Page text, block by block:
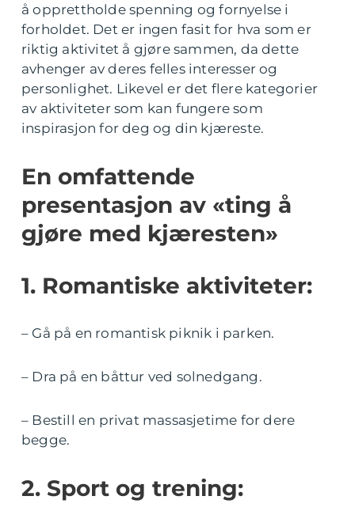
å opprettholde spenning og fornyelse i
forholdet. Det er ingen fasit for hva som er
riktig aktivitet å gjøre sammen, da dette
avhenger av deres felles interesser og
personlighet. Likevel er det flere kategorier
av aktiviteter som kan fungere som
inspirasjon for deg og din kjæreste.
En omfattende
presentasjon av «ting å
gjøre med kjæresten»
1. Romantiske aktiviteter:
– Gå på en romantisk piknik i parken.
– Dra på en båttur ved solnedgang.
– Bestill en privat massasjetime for dere
begge.
2. Sport og trening: